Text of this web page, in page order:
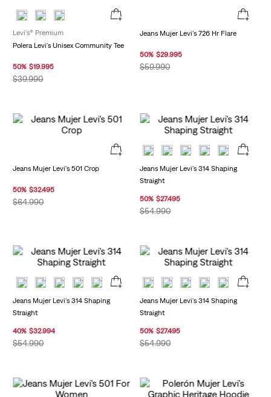
Levi's® Premium
Polera Levi's Unisex Community Tee
50% $19.995
$39.990
Jeans Mujer Levi's 726 Hr Flare
50% $29.995
$59.990
Jeans Mujer Levi's 501 Crop
50% $32.495
$64.990
Jeans Mujer Levi's 314 Shaping
Straight
50% $27.495
$54.990
Jeans Mujer Levi's 314 Shaping
Straight
40% $32.994
$54.990
Jeans Mujer Levi's 314 Shaping
Straight
50% $27.495
$54.990